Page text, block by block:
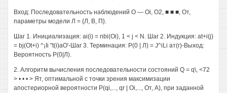
Вход: Последовательность наблюдений О — Oi, О2, ■ ■ ■, От,
параметры модели Л = {Л, В, П}.
Шаг 1. Инициализация: ai(i) = nbi(Oi), 1 < j < N. Шаг 2. Индукция: at+i(j)
= bj(Ot+i) ^¡Ii "t(i)aO'-Шаг 3. Терминация: P(0 | Л) = J^iLi ат(г)-Выход:
Вероятность Р(0|Л).
2. Алгоритм вычисления последовательности состояний Q = q\, <72
> • • • > Ят, оптимальной с точки зрения максимизации
апостериорной вероятности P(qi,..., qr | Oi,..., От, А), при заданной